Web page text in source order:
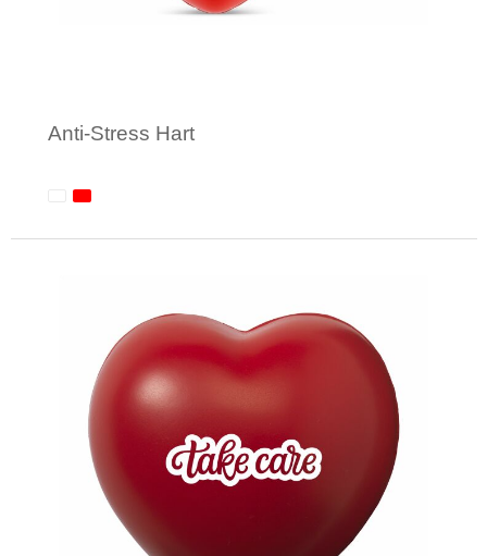
Anti-Stress Hart
Minimale afname: 1